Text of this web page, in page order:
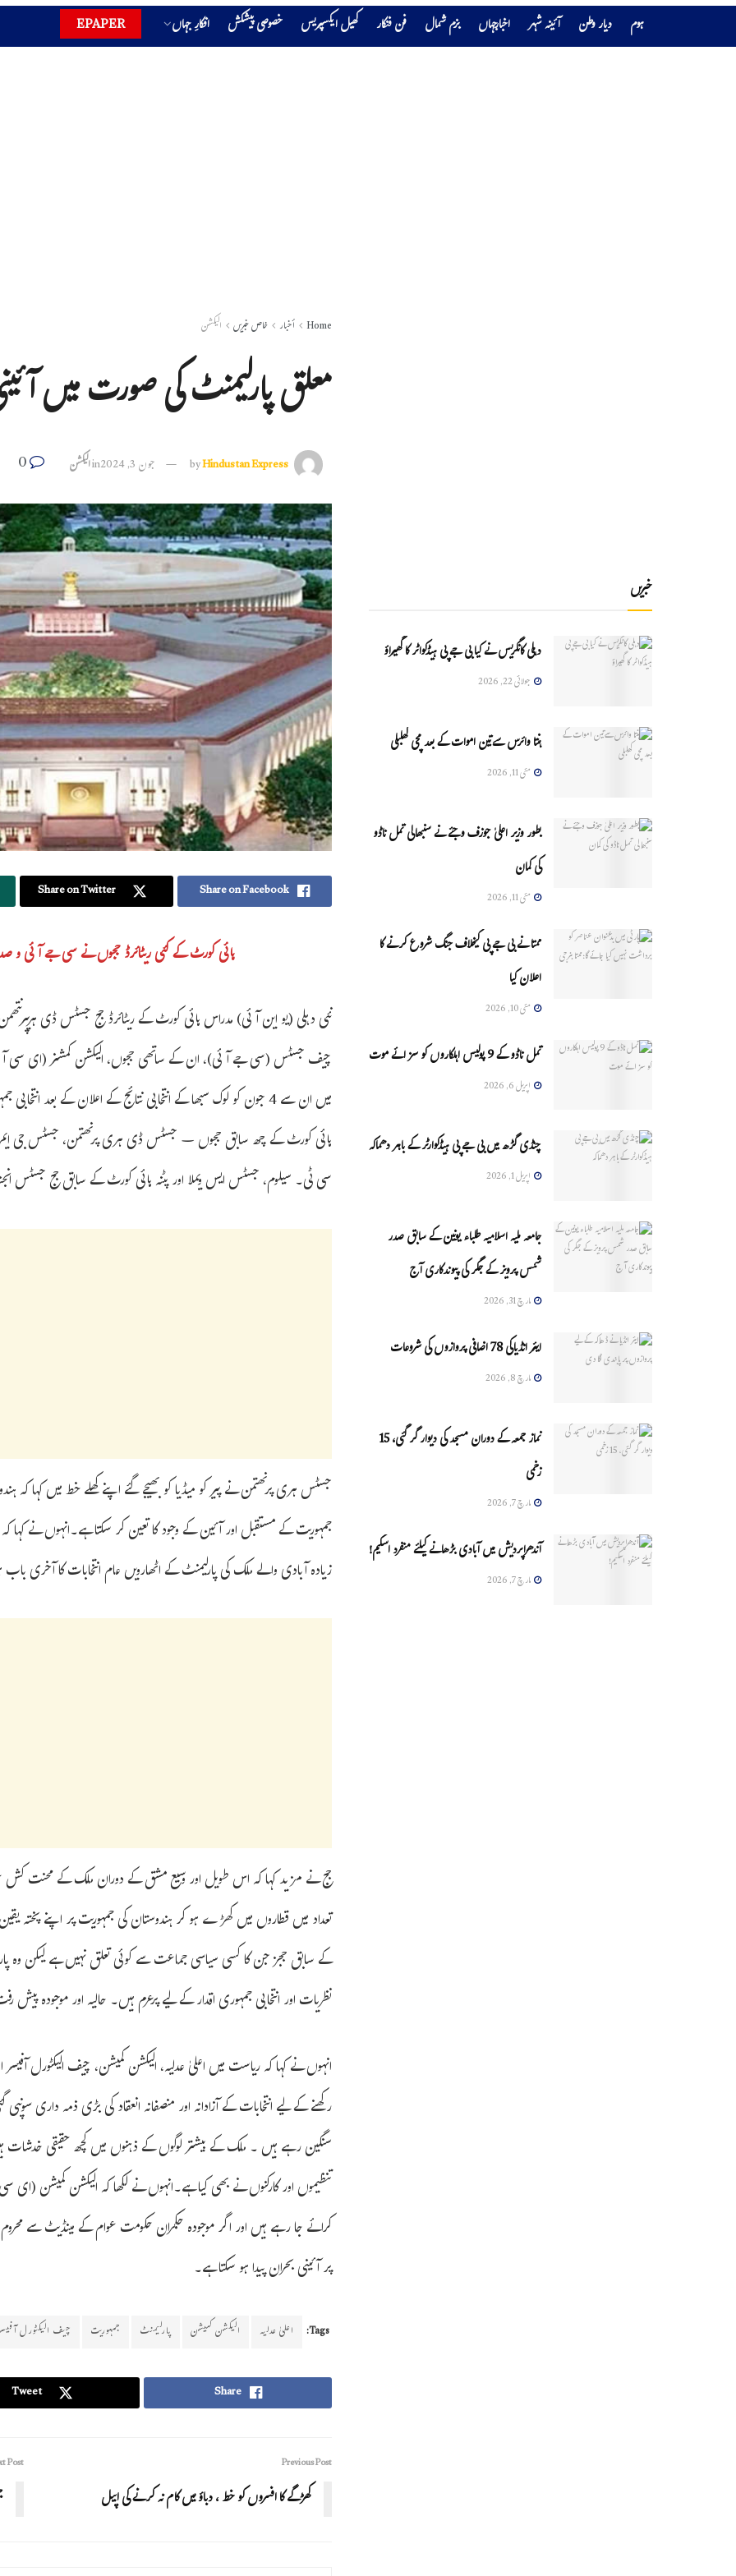
ہوم دیار وطن آئینہ شہر اخبارجہاں بزم شمال فن فنکار کھیل ایکسپریس خصوصی پیشکش افکارِ جہاں EPAPER
Home أخبار خاص خبریں الیکشن
معلق پارلیمنٹ کی صورت میں
byHindustan Express جون 3, 2024 inالیکشن
Share on Facebook
Share on Twitter
ہائی کورٹ کے کئی ریٹائرڈ ججوں نے سی جے آئی
نئی دہلی (یو این آئی) مدراس ہائی کورٹ کے ریٹائرڈ جج جسٹس ڈی
چیف جسٹس (سی جے آئی)، ان کے ساتھی ججوں، الیکشن کمشنر (ای سی
میں ان سے 4 جون کو لوک سبھا کے انتخابی نتائج کے اعلان کے
ہائی کورٹ کے چھ سابق ججوں – جسٹس ڈی ہری پرنھتمن، جسٹس جی ایم
سی ٹی۔ سیلوم، جسٹس ایس ویملا اور پٹنہ ہائی کورٹ کے سابق جج جسٹس
جسٹس ہری پرنھتمن نے پیر کو میڈیا کو بھیجے گئے اپنے کھلے خط میں کہا
زیادہ آبادی والے ملک کی پارلیمنٹ کے اٹھارویں عام انتخابات کا آخری
جج نے مزید کہا کہ اس طویل اور وسیع مشق کے دوران ملک کے محنت کش
تعداد میں قطاروں میں کھڑے ہو کر ہندوستان کی جمہوریت پر اپنے پختہ
نظریات اور انتخابی جمہوری اقدار کے لیے پرعزم ہیں۔ حالیہ اور موجودہ
انہوں نے کہا کہ ریاست میں اعلیٰ عدلیہ، الیکشن کمیشن، چیف الیکٹورل آفیسر
رکھنے کے لیے انتخابات کے آزادانہ اور منصفانہ انعقاد کی بڑی ذمہ داری
سنگین رہے ہیں ۔ ملک کے بیشتر لوگوں کے ذہنوں میں کچھ حقیقی خدشات
کرائے جا رہے ہیں اور اگر موجودہ حکمران حکومت عوام کے مینڈیٹ سے
پر آئینی بحران پیدا ہو سکتا ہے۔
Tags: اعلیٰ عدلیہ الیکشن کمیشن پارلیمنٹ جمہوریت چیف الیکٹورل
Share
Tweet
Previous Post
کھڑگے کا افسروں کو خط ، دباؤ میں کام نہ کرنے کی اپیل
Post
خبریں
دہلی کانگریس نے کیا بی جے پی ہیڈکواٹر کا گھیراؤ
جولائی 22, 2026
ہنتا وائرس سےتین اموات کے بعد مچی کھلبلی
مئی 11, 2026
بطور وزیر اعلیٰ جوزف وجئے نے سنبھالی تمل ناڈو
کی کمان
مئی 11, 2026
ممتا نے بی جے پی کیخلاف جنگ شروع کرنے کا
اعلان کیا
مئی 10, 2026
تمل ناڈو کے 9 پولیس اہلکاروں کو سزائے موت
اپریل 6, 2026
چنڈی گڑھ میں بی جے پی ہیڈکوارٹر کے باہر دھماکہ
اپریل 1, 2026
جامعہ ملیہ اسلامیہ طلباء یونین کے سابق صدر
شمس پرویز کے جگر کی پیوندکاری آج
مارچ 31, 2026
ایئر انڈیاکی 78 اضافی پروازوں کی شروعات
مارچ 8, 2026
نماز جمعہ کے دوران مسجد کی دیوار گر گئی، 15
زخمی
مارچ 7, 2026
آندھراپردیش میں آبادی بڑھانے کیلئے منفرد اسکیم!
مارچ 7, 2026